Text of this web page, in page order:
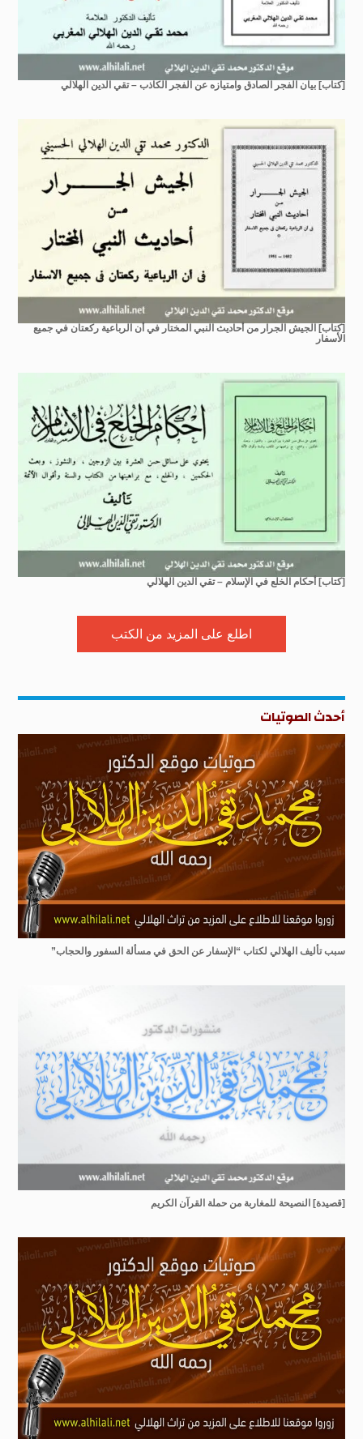
[كتاب] بيان الفجر الصادق وامتيازه عن الفجر الكاذب – تقي الدين الهلالي
[كتاب] الجيش الجرار من أحاديث النبي المختار في أن الرباعية ركعتان في جميع
الأسفار
[كتاب] أحكام الخلع في الإسلام – تقي الدين الهلالي
اطلع على المزيد من الكتب
أحدث الصوتيات
سبب تأليف الهلالي لكتاب “الإسفار عن الحق في مسألة السفور والحجاب”
[قصيدة] النصيحة للمغاربة من حملة القرآن الكريم